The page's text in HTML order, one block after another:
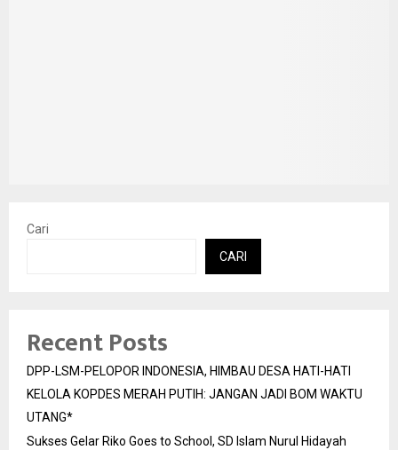
Cari
CARI
Recent Posts
DPP-LSM-PELOPOR INDONESIA, HIMBAU DESA HATI-HATI
KELOLA KOPDES MERAH PUTIH: JANGAN JADI BOM WAKTU
UTANG*
Sukses Gelar Riko Goes to School, SD Islam Nurul Hidayah